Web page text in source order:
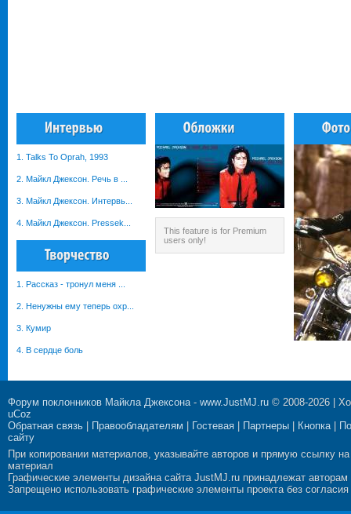
1. Talks To Oprah, 1993
2. Майкл Джексон. Речь в ...
3. Майкл Джексон. Интервь...
4. Майкл Джексон. Pressek...
1. Рассказ - тронул меня ...
2. Ненужны ему теперь охр...
3. Кумир
4. В сердце боль
This feature is for Premium
users only!
Форум поклонников Майкла Джексона- www.JustMJ.ru © 2008-2026 |
uCoz
Обратная связь
Правообладателям Гостевая Партнеры Кнопка|
сайту
При копировании материалов, указывайте авторов и прямую ссылку на
материал
Графические элементы дизайна сайта JustMJ.ru принадлежат авторам
Запрещено использовать графические элементы проекта без согласия